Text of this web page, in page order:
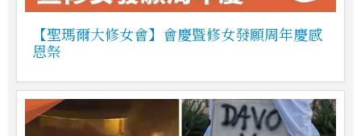
【聖瑪爾大修女會】會慶暨修女發願周年慶感
恩祭